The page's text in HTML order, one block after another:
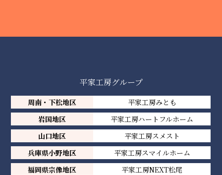
平家工房グループ
周南・下松地区
平家工房みとも
岩国地区
平家工房ハートフルホーム
山口地区
平家工房スメスト
兵庫県小野地区
平家工房スマイルホーム
福岡県宗像地区
平家工房NEXT松尾